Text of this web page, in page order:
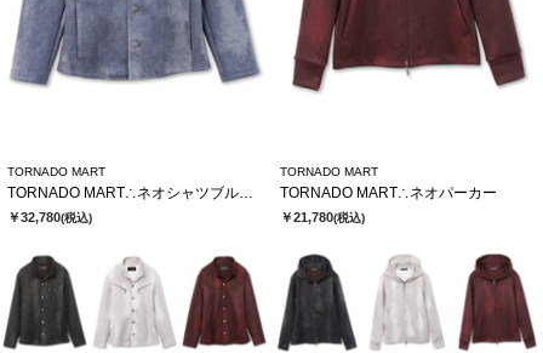
TORNADO MART
TORNADO MART∴ネオシャツブルゾン
￥32,780(税込)
TORNADO MART
TORNADO MART∴ネオパーカー
￥21,780(税込)